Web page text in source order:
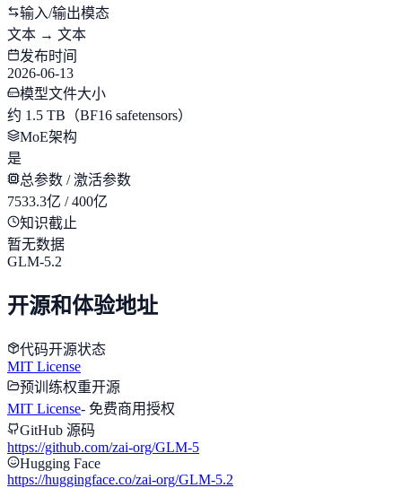
输入/输出模态
文本 → 文本
发布时间
2026-06-13
模型文件大小
约 1.5 TB（BF16 safetensors）
MoE架构
是
总参数 / 激活参数
7533.3亿 / 400亿
知识截止
暂无数据
GLM-5.2
开源和体验地址
代码开源状态
MIT License
预训练权重开源
MIT License- 免费商用授权
GitHub 源码
https://github.com/zai-org/GLM-5
Hugging Face
https://huggingface.co/zai-org/GLM-5.2